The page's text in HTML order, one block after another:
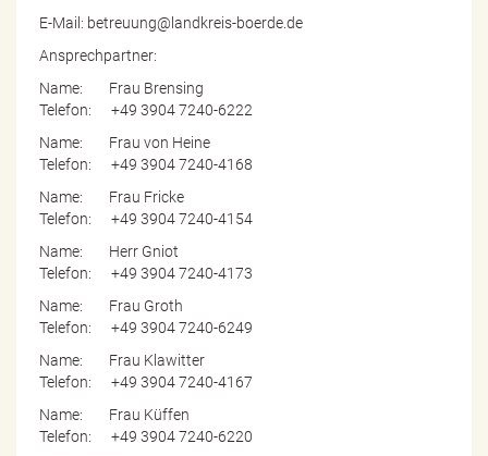
E-Mail: betreuung@landkreis-boerde.de
Ansprechpartner:
Name: Frau Brensing
Telefon: +49 3904 7240-6222
Name: Frau von Heine
Telefon: +49 3904 7240-4168
Name: Frau Fricke
Telefon: +49 3904 7240-4154
Name: Herr Gniot
Telefon: +49 3904 7240-4173
Name: Frau Groth
Telefon: +49 3904 7240-6249
Name: Frau Klawitter
Telefon: +49 3904 7240-4167
Name: Frau Küffen
Telefon: +49 3904 7240-6220